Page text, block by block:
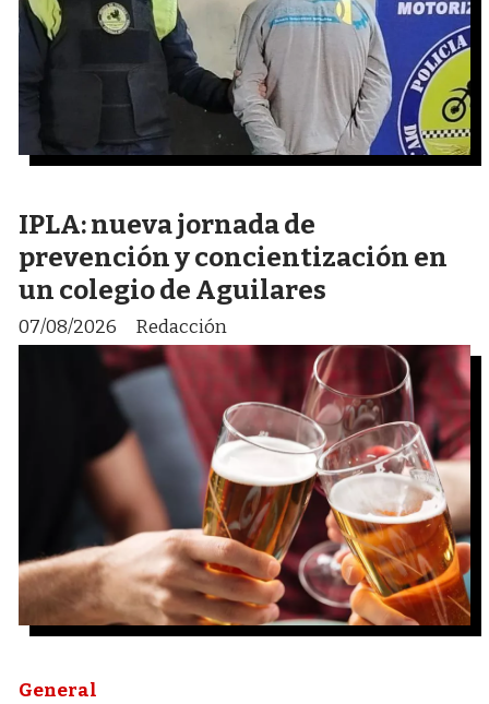
IPLA: nueva jornada de
prevención y concientización en
un colegio de Aguilares
Redacción
07/08/2026
General